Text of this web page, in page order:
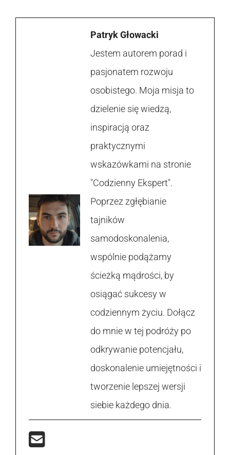
Patryk Głowacki
Jestem autorem porad i
pasjonatem rozwoju
osobistego. Moja misja to
dzielenie się wiedzą,
inspiracją oraz
praktycznymi
wskazówkami na stronie
"Codzienny Ekspert".
Poprzez zgłębianie
tajników
samodoskonalenia,
wspólnie podążamy
ścieżką mądrości, by
osiągać sukcesy w
codziennym życiu. Dołącz
do mnie w tej podróży po
odkrywanie potencjału,
doskonalenie umiejętności i
tworzenie lepszej wersji
siebie każdego dnia.